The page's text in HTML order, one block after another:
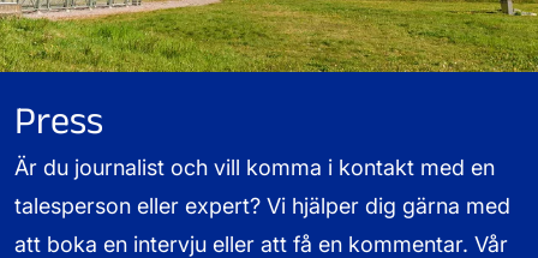
Press
Är du journalist och vill komma i kontakt med en
talesperson eller expert? Vi hjälper dig gärna med
att boka en intervju eller att få en kommentar. Vår